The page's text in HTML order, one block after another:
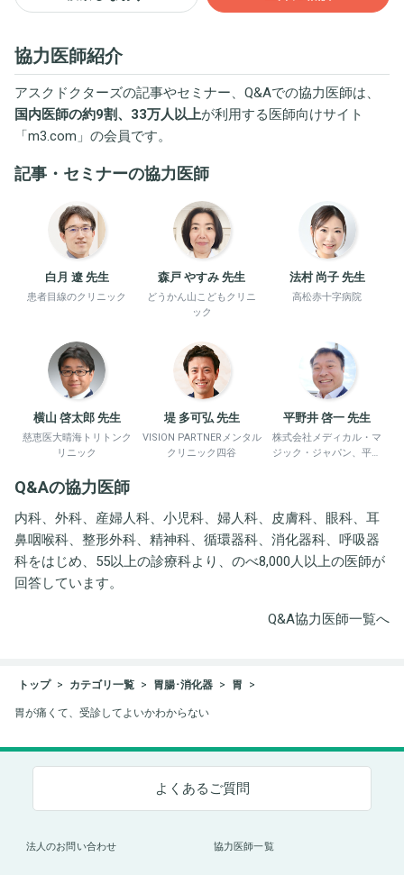
協力医師紹介
アスクドクターズの記事やセミナー、Q&Aでの協力医師は、
国内医師の約9割、33万人以上が利用する医師向けサイト
「m3.com 」の会員です。
記事・セミナーの協力医師
白月 遼 先生
患者目線のクリニック
森戸 やすみ 先生
どうかん山こどもクリニ
ック
法村 尚子 先生
高松赤十字病院
横山 啓太郎 先生
慈恵医大晴海トリトンク
リニック
堤 多可弘 先生
VISION PARTNERメンタル
クリニック四谷
平野井 啓一 先生
株式会社メディカル・マ
ジック・ジャパン、平野
Q&Aの協力医師
内科、外科、産婦人科、小児科、婦人科、皮膚科、眼科、耳
鼻咽喉科、整形外科、精神科、循環器科、消化器科、呼吸器
科をはじめ、55以上の診療科より、のべ8,000人以上の医師が
回答しています。
Q&A協力医師一覧へ
トップ カテゴリ一覧 胃腸･消化器 胃
胃が痛くて、受診してよいかわからない
よくあるご質問
法人のお問い合わせ 協力医師一覧